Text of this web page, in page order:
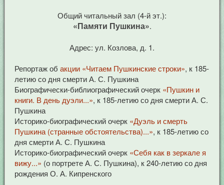
Общий читальный зал (4-й эт.):
«Памяти Пушкина».
Адрес: ул. Козлова, д. 1.
Репортаж об акции «Читаем Пушкинские строки», к 185-
летию со дня смерти А. С. Пушкина
Биографически-библиографический очерк «Пушкин и
книги. В день дуэли...», к 185-летию со дня смерти А. С.
Пушкина
Историко-биографический очерк «Дуэль и смерть
Пушкина (странные обстоятельства)...», к 185-летию со
дня смерти А. С. Пушкина
Историко-биографический очерк «Себя как в зеркале я
вижу...» (о портрете А. С. Пушкина), к 240-летию со дня
рождения О. А. Кипренского